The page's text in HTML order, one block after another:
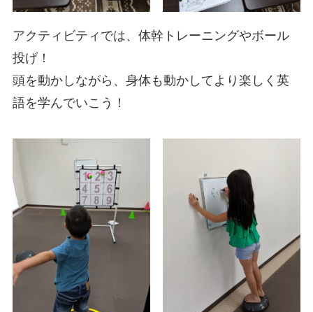
アクティビティでは、体幹トレーニングやボール
投げ！
頭を動かしながら、身体も動かしてより楽しく英
語を学んでいこう！